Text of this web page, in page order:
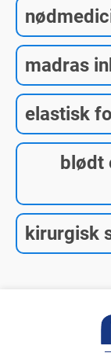
madras
elastisk
blødt
kirurgisk